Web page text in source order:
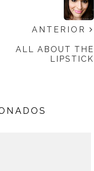
ANTERIOR
ALL ABOUT THE
LIPSTICK